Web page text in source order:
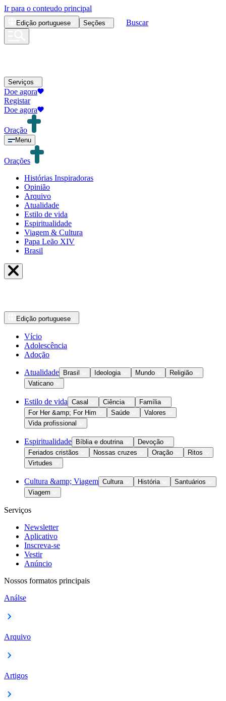
Ir para o conteudo principal
Edição portuguese Seções Buscar
Serviços
Doe agora
Registar
Doe agora
Oração
Menu
Orações
Histórias Inspiradoras
Opinião
Arquivo
Atualidade
Estilo de vida
Espiritualidade
Viagem & Cultura
Papa Leão XIV
Brasil
Edição portuguese
Vício
Adolescência
Adoção
Atualidade Brasil Ideologia Mundo
Religião
Vaticano
Estilo de vida Casal Ciência
Família
For Her &amp; For Him
Saúde
Valores
Vida profissional
Espiritualidade Bíblia e doutrina
Devoção
Feriados cristãos
Nossas cruzes Oração
Ritos
Virtudes
Cultura &amp; Viagem Cultura História
Santuários
Viagem
Serviços
Newsletter
Aplicativo
Inscreva-se
Vestir
Anúncio
Nossos formatos principais
Análse
Arquivo
Artigos